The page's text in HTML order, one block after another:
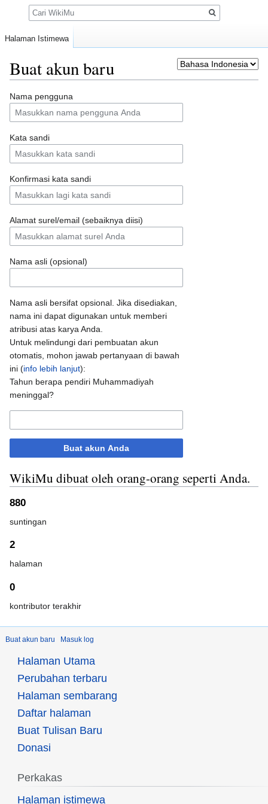
Buat akun baru
Loncat
ke
navigasi
Loncat
ke
pencarian
Nama pengguna
Kata sandi
Konfirmasi kata sandi
Alamat surel/email (sebaiknya diisi)
Nama asli (opsional)
Nama asli bersifat opsional. Jika disediakan,
nama ini dapat digunakan untuk memberi
atribusi atas karya Anda.
Untuk melindungi dari pembuatan akun
otomatis, mohon jawab pertanyaan di bawah
ini (info lebih lanjut):
Tahun berapa pendiri Muhammadiyah
meninggal?
Buat akun Anda
WikiMu dibuat oleh orang-orang seperti Anda.
880
suntingan
2
halaman
0
kontributor terakhir
Buat akun baru Masuk log
Halaman Istimewa
Pencarian
Halaman Utama
Perubahan terbaru
Halaman sembarang
Daftar halaman
Buat Tulisan Baru
Donasi
Perkakas
Halaman istimewa